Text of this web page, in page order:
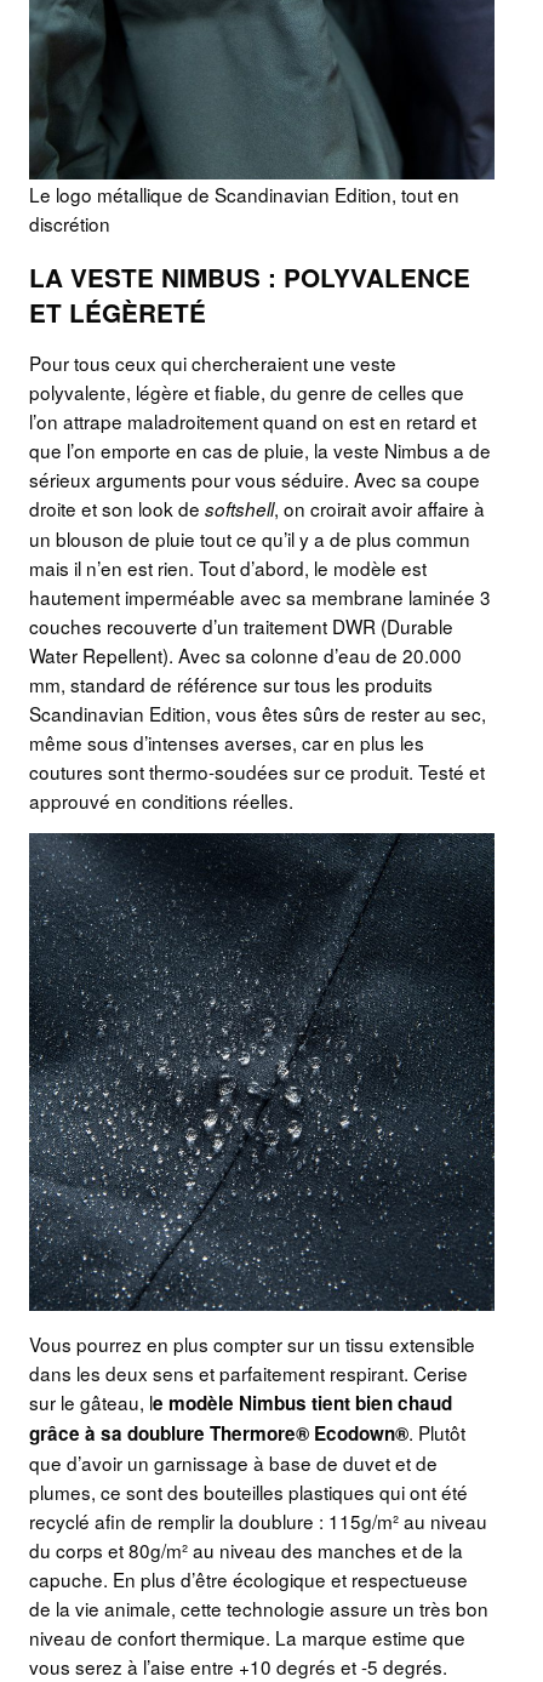
Le logo métallique de Scandinavian Edition, tout en
discrétion
LA VESTE NIMBUS : POLYVALENCE
ET LÉGÈRETÉ
Pour tous ceux qui chercheraient une veste
polyvalente, légère et fiable, du genre de celles que
l’on attrape maladroitement quand on est en retard et
que l’on emporte en cas de pluie, la veste Nimbus a de
sérieux arguments pour vous séduire. Avec sa coupe
droite et son look de softshell, on croirait avoir affaire à
un blouson de pluie tout ce qu’il y a de plus commun
mais il n’en est rien. Tout d’abord, le modèle est
hautement imperméable avec sa membrane laminée 3
couches recouverte d’un traitement DWR (Durable
Water Repellent). Avec sa colonne d’eau de 20.000
mm, standard de référence sur tous les produits
Scandinavian Edition, vous êtes sûrs de rester au sec,
même sous d’intenses averses, car en plus les
coutures sont thermo-soudées sur ce produit. Testé et
approuvé en conditions réelles.
Vous pourrez en plus compter sur un tissu extensible
dans les deux sens et parfaitement respirant. Cerise
sur le gâteau, le modèle Nimbus tient bien chaud
grâce à sa doublure Thermore® Ecodown®. Plutôt
que d’avoir un garnissage à base de duvet et de
plumes, ce sont des bouteilles plastiques qui ont été
recyclé afin de remplir la doublure : 115g/m² au niveau
du corps et 80g/m² au niveau des manches et de la
capuche. En plus d’être écologique et respectueuse
de la vie animale, cette technologie assure un très bon
niveau de confort thermique. La marque estime que
vous serez à l’aise entre +10 degrés et -5 degrés.